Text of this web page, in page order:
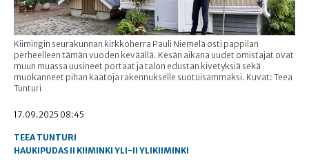
Kiimingin seurakunnan kirkkoherra Pauli Niemelä osti pappilan
perheelleen tämän vuoden keväällä. Kesän aikana uudet omistajat ovat
muun muassa uusineet portaat ja talon edustan kivetyksiä sekä
muokanneet pihan kaatoja rakennukselle suotuisammaksi. Kuvat: Teea
Tunturi
17.09.2025 08:45
TEEA TUNTURI
HAUKIPUDAS II KIIMINKI YLI-II YLIKIIMINKI